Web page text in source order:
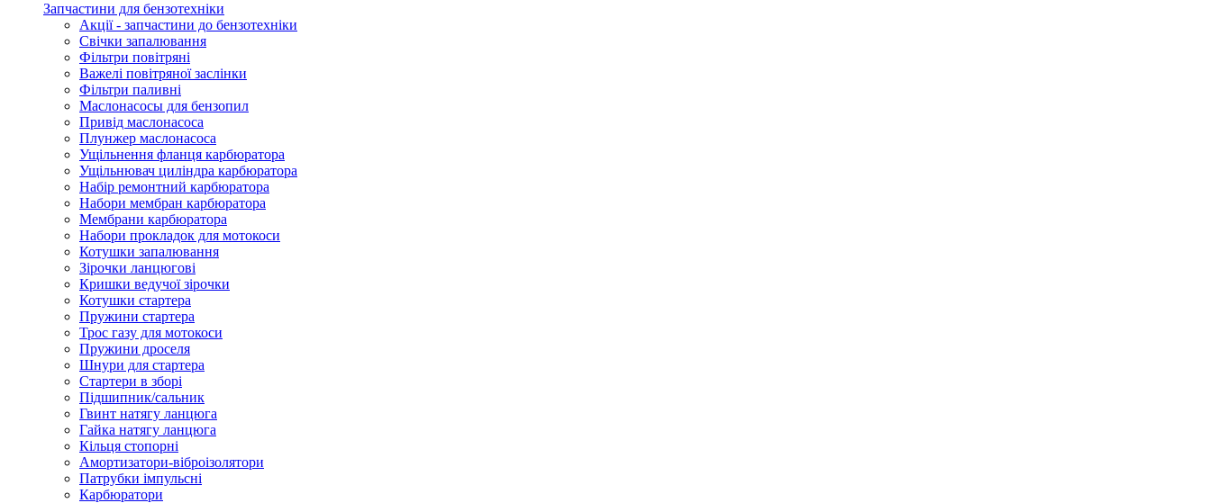
Запчастини для бензотехніки
Акції - запчастини до бензотехніки
Свічки запалювання
Фільтри повітряні
Важелі повітряної заслінки
Фільтри паливні
Маслонасосы для бензопил
Привід маслонасоса
Плунжер маслонасоса
Ущільнення фланця карбюратора
Ущільнювач циліндра карбюратора
Набір ремонтний карбюратора
Набори мембран карбюратора
Мембрани карбюратора
Набори прокладок для мотокоси
Котушки запалювання
Зірочки ланцюгові
Кришки ведучої зірочки
Котушки стартера
Пружини стартера
Трос газу для мотокоси
Пружини дроселя
Шнури для стартера
Стартери в зборі
Підшипник/сальник
Гвинт натягу ланцюга
Гайка натягу ланцюга
Кільця стопорні
Амортизатори-віброізолятори
Патрубки імпульсні
Карбюратори